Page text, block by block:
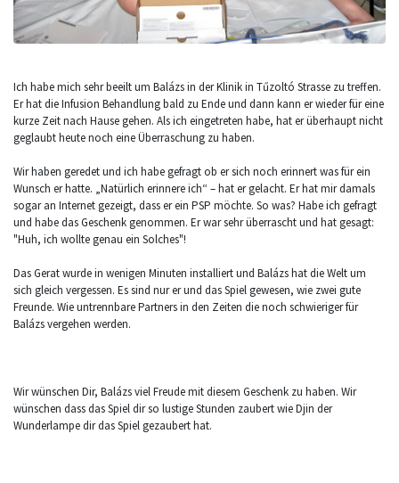
Ich habe mich sehr beeilt um Balázs in der Klinik in Tűzoltó Strasse zu treffen.
Er hat die Infusion Behandlung bald zu Ende und dann kann er wieder für eine
kurze Zeit nach Hause gehen. Als ich eingetreten habe, hat er überhaupt nicht
geglaubt heute noch eine Überraschung zu haben.
Wir haben geredet und ich habe gefragt ob er sich noch erinnert was für ein
Wunsch er hatte. „Natürlich erinnere ich“ – hat er gelacht. Er hat mir damals
sogar an Internet gezeigt, dass er ein PSP möchte. So was? Habe ich gefragt
und habe das Geschenk genommen. Er war sehr überrascht und hat gesagt:
"Huh, ich wollte genau ein Solches"!
Das Gerat wurde in wenigen Minuten installiert und Balázs hat die Welt um
sich gleich vergessen. Es sind nur er und das Spiel gewesen, wie zwei gute
Freunde. Wie untrennbare Partners in den Zeiten die noch schwieriger für
Balázs vergehen werden.
Wir wünschen Dir, Balázs viel Freude mit diesem Geschenk zu haben. Wir
wünschen dass das Spiel dir so lustige Stunden zaubert wie Djin der
Wunderlampe dir das Spiel gezaubert hat.